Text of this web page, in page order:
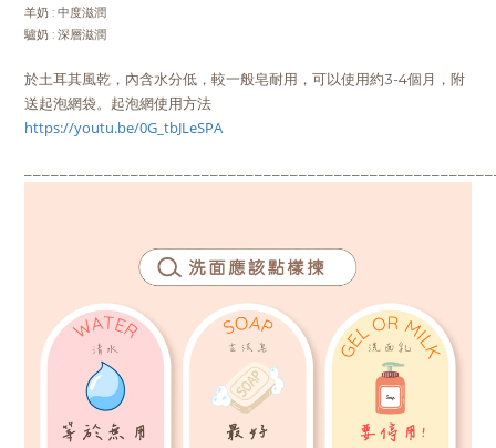
羊奶 : 中度滋潤
驢奶 : 深層滋潤
於土耳其風乾，內含水分低，較一般皂耐用，可以使用約3-4個月，附
送起泡網袋。起泡網使用方法
https://youtu.be/0G_tbJLeSPA